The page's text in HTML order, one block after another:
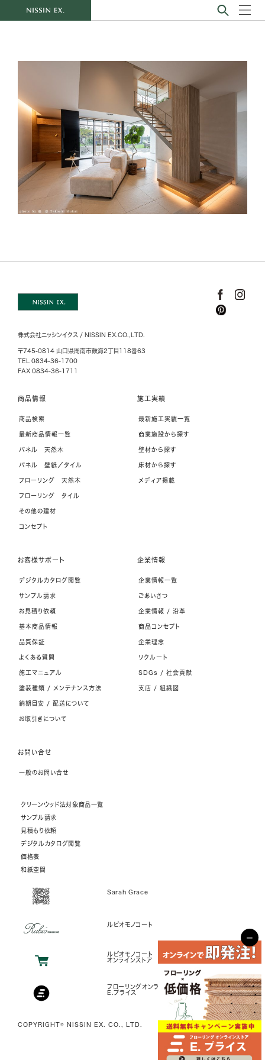
株式会社ニッシンイクス / NISSIN EX.CO.,LTD.
〒745-0814 山口県周南市鼓海2丁目118番63
TEL 0834-36-1700
FAX 0834-36-1711
商品情報
商品検索
最新商品情報一覧
パネル 天然木
パネル 壁紙／タイル
フローリング 天然木
フローリング タイル
その他の建材
コンセプト
施工実績
最新施工実績一覧
商業施設から探す
壁材から探す
床材から探す
メディア掲載
お客様サポート
デジタルカタログ閲覧
サンプル請求
お見積り依頼
基本商品情報
品質保証
よくある質問
施工マニュアル
塗装種類 / メンテナンス方法
納期目安 / 配送について
お取引きについて
企業情報
企業情報一覧
ごあいさつ
企業情報 / 沿革
商品コンセプト
企業理念
リクルート
SDGs / 社会貢献
支店 / 組織図
お問い合せ
一般のお問い合せ
クリーンウッド法対象商品一覧
サンプル請求
見積もり依頼
デジタルカタログ閲覧
価格表
和紙空間
Sarah Grace
ルビオモノコート
ルビオモノコート
オンラインストア
フローリングオンラインストア
E.プライス
COPYRIGHT© NISSIN EX. CO., LTD.
−